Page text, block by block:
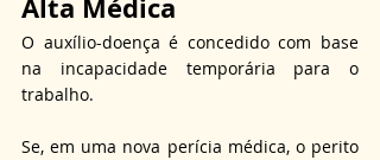
Alta Médica
O auxílio-doença é concedido com base
na incapacidade temporária para o
trabalho.
Se, em uma nova perícia médica, o perito